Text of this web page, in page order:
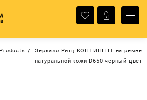
Products
Зеркало Ритц КОНТИНЕНТ на ремне
натуральной кожи D650 черный цвет